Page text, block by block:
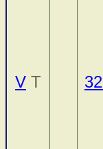
V T